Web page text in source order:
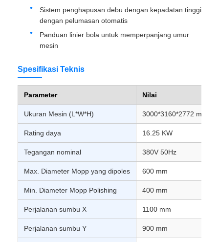
Sistem penghapusan debu dengan kepadatan tinggi
dengan pelumasan otomatis
Panduan linier bola untuk memperpanjang umur
mesin
Spesifikasi Teknis
Parameter Nilai
Ukuran Mesin (L*W*H) 3000*3160*2772 mm
Rating daya 16.25 KW
Tegangan nominal 380V 50Hz
Max. Diameter Mopp yang dipoles 600 mm
Min. Diameter Mopp Polishing 400 mm
Perjalanan sumbu X 1100 mm
Perjalanan sumbu Y 900 mm